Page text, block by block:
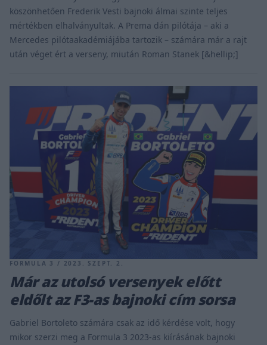
köszönhetően Frederik Vesti bajnoki álmai szinte teljes
mértékben elhalványultak. A Prema dán pilótája – aki a
Mercedes pilótaakadémiájába tartozik – számára már a rajt
után véget ért a verseny, miután Roman Stanek [&hellip;]
FORMULA 3 / 2023. SZEPT. 2.
Már az utolsó versenyek előtt
eldőlt az F3-as bajnoki cím sorsa
Gabriel Bortoleto számára csak az idő kérdése volt, hogy
mikor szerzi meg a Formula 3 2023-as kiírásának bajnoki